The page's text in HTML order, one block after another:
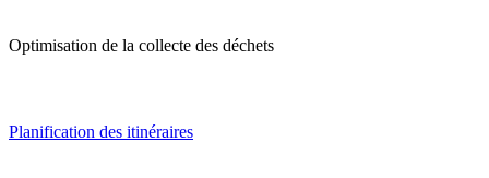
Optimisation de la collecte des déchets
Planification des itinéraires